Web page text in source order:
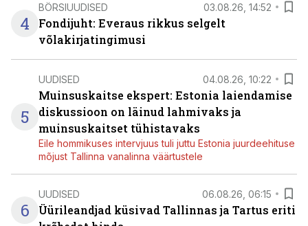
4
BÖRSIUUDISED 03.08.26, 14:52
Fondijuht: Everaus rikkus selgelt
võlakirjatingimusi
5
UUDISED 04.08.26, 10:22
Muinsuskaitse ekspert: Estonia laiendamise
diskussioon on läinud lahmivaks ja
muinsuskaitset tühistavaks
Eile hommikuses intervjuus tuli juttu Estonia juurdeehituse
mõjust Tallinna vanalinna väärtustele
6
UUDISED 06.08.26, 06:15
Üürileandjad küsivad Tallinnas ja Tartus eriti